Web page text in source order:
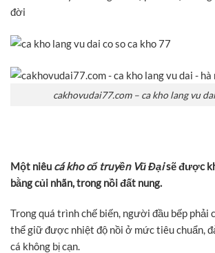
đời
cakhovudai77.com – ca kho lang vu
Một niêu cá kho cổ truyền Vũ Đạisẽ được
bằng củi nhãn, trong nồi đất nung.
Trong quá trình chế biến, người đầu bếp phải
thể giữ được nhiệt độ nồi ở mức tiêu chuẩn,
cá không bị cạn.